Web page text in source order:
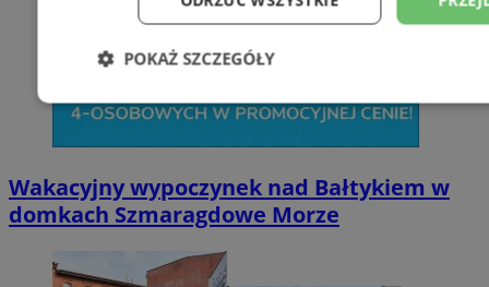
Wakacyjny wypoczynek nad Bałtykiem w
domkach Szmaragdowe Morze
POKAŻ SZCZEGÓŁY
Niezbędne Wydajność
Niesklasyfikowane